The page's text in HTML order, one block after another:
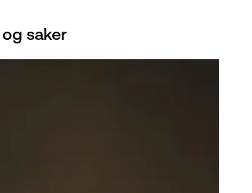
saker